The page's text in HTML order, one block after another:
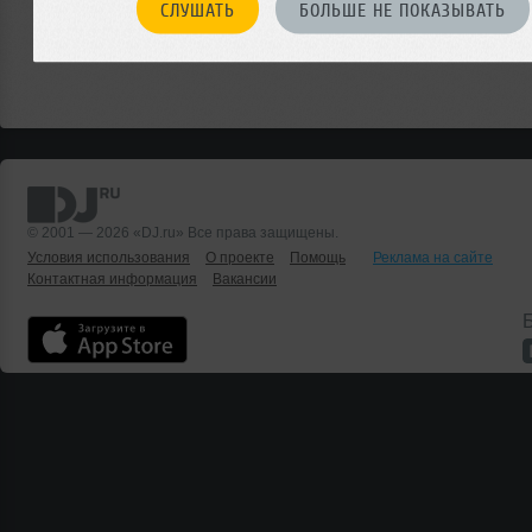
СЛУШАТЬ БОЛЬШЕ НЕ ПОКАЗЫВАТЬ
© 2001 — 2026 «DJ.ru» Все права защищены.
Условия использования
О проекте Помощь
Реклама на сайте
Контактная информация
Вакансии